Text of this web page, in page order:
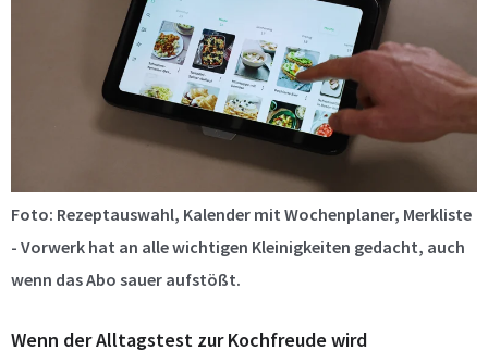
Foto: Rezeptauswahl, Kalender mit Wochenplaner, Merkliste
- Vorwerk hat an alle wichtigen Kleinigkeiten gedacht, auch
wenn das Abo sauer aufstößt.
Wenn der Alltagstest zur Kochfreude wird